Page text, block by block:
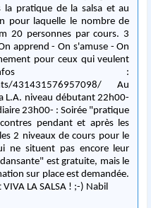
la pratique de la salsa et au
pour laquelle le nombre de
20 personnes par cours. 3
apprend - On s'amuse - On
:
431431576957098/ Au
Soirée "pratique
ne situent pas encore leur
sur place est demandée.
LA SALSA ! ;-) Nabil